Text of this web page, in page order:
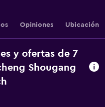
Opiniones Ubicación
y ofertas de 7
Shougang